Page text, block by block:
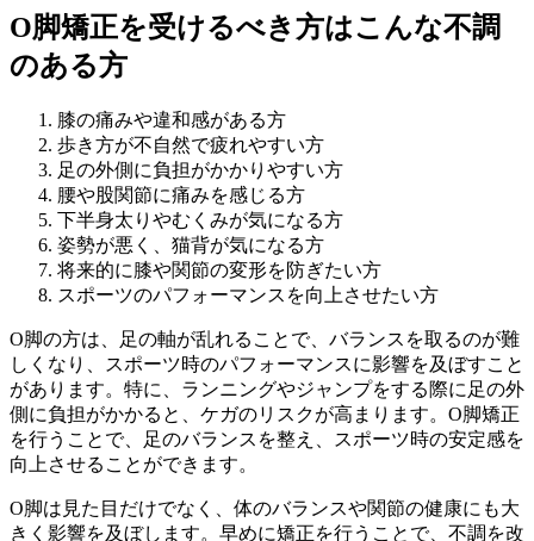
O脚矯正を受けるべき方はこんな不調
のある方
膝の痛みや違和感がある方
歩き方が不自然で疲れやすい方
足の外側に負担がかかりやすい方
腰や股関節に痛みを感じる方
下半身太りやむくみが気になる方
姿勢が悪く、猫背が気になる方
将来的に膝や関節の変形を防ぎたい方
スポーツのパフォーマンスを向上させたい方
O脚の方は、足の軸が乱れることで、バランスを取るのが難
しくなり、スポーツ時のパフォーマンスに影響を及ぼすこと
があります。特に、ランニングやジャンプをする際に足の外
側に負担がかかると、ケガのリスクが高まります。O脚矯正
を行うことで、足のバランスを整え、スポーツ時の安定感を
向上させることができます。
O脚は見た目だけでなく、体のバランスや関節の健康にも大
きく影響を及ぼします。早めに矯正を行うことで、不調を改